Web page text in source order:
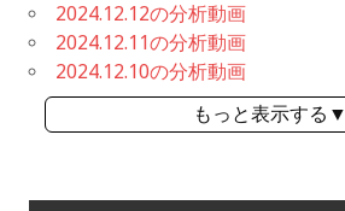
2024.12.12の分析動画
2024.12.11の分析動画
2024.12.10の分析動画
もっと表示する▼